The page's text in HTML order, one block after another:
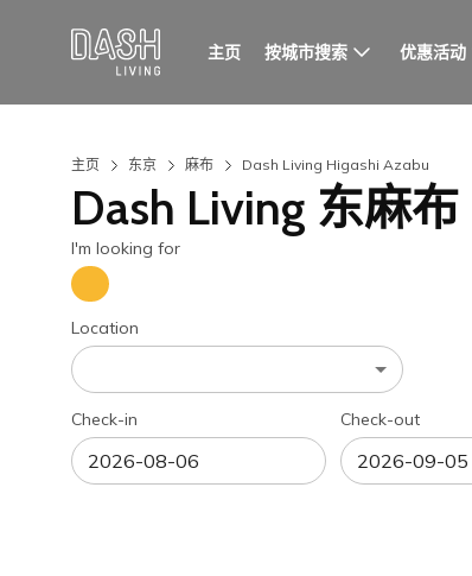
主页 按城市搜索 优惠活动
主页 东京 麻布 Dash Living Higashi Azabu
Dash Living 东麻布
I'm looking for
Location
Check-in Check-out